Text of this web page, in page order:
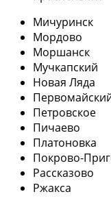
Мичуринск
Мордово
Моршанск
Мучкапский
Новая Ляда
Петровское
Пичаево
Платоновка
Покрово-
Рассказово
Ржакса